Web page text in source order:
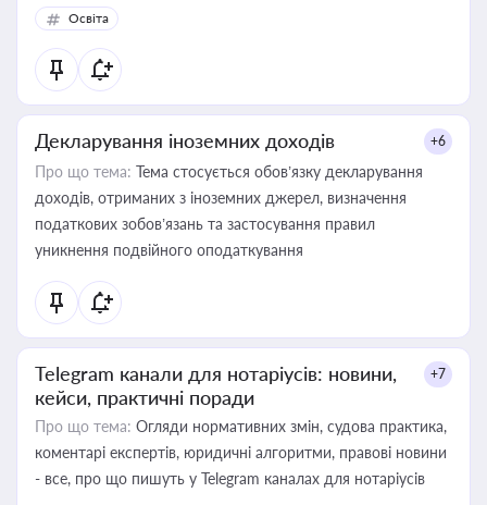
Освіта
Декларування іноземних доходів +6
Про що тема: Тема стосується обов’язку декларування
доходів, отриманих з іноземних джерел, визначення
податкових зобов’язань та застосування правил
уникнення подвійного оподаткування
Telegram канали для нотаріусів: новини,
кейси, практичні поради
+7
Про що тема: Огляди нормативних змін, судова практика,
коментарі експертів, юридичні алгоритми, правові новини
- все, про що пишуть у Telegram каналах для нотаріусів